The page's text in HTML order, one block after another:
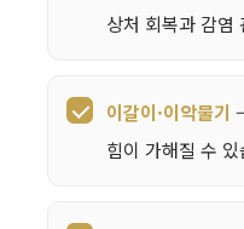
상처 회복과 감염
이갈이·이악물기
힘이 가해질 수 있